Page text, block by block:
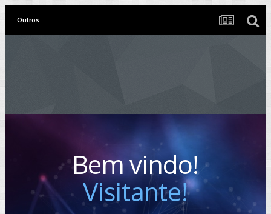
Outros
Bem vindo!
Visitante!